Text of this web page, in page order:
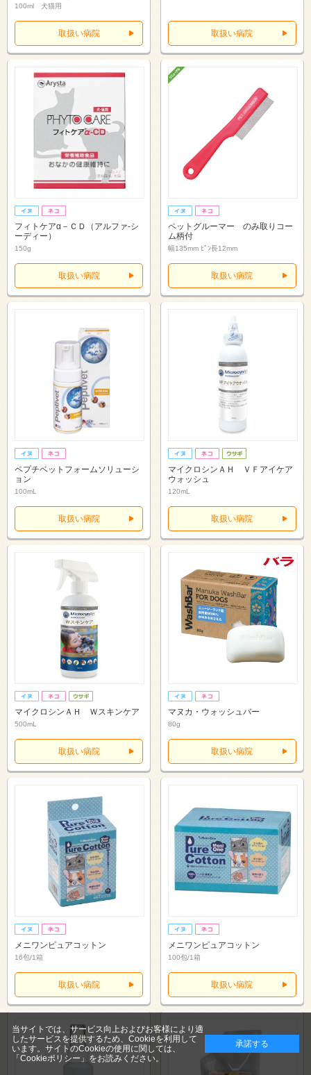
100ml 犬猫用
取扱い病院 取扱い病院
フィトケアα－ＣＤ（アルファ‐シ
ーディー）
150g
取扱い病院
ペットグルーマー のみ取りコー
ム柄付
幅135mm ﾋﾟﾝ長12mm
取扱い病院
ペプチベットフォームソリューシ
ョン
100mL
取扱い病院
マイクロシンＡＨ ＶＦアイケア
ウォッシュ
120mL
取扱い病院
マイクロシンＡＨ Ｗスキンケア
500mL
取扱い病院
マヌカ・ウォッシュバー
80g
取扱い病院
メニワンピュアコットン
16包/1箱
取扱い病院
メニワンピュアコットン
100包/1箱
取扱い病院
当サイトでは、サービス向上およびお客様により適
したサービスを提供するため、Cookieを利用して
います。サイトのCookieの使用に関しては、
「Cookieポリシー」 をお読みください。
承諾する